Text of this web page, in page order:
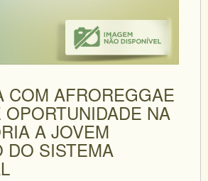
COM AFROREGGAE
NA
A JOVEM
DO SISTEMA